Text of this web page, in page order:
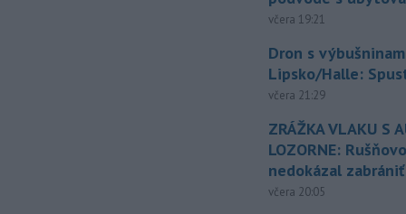
včera 19:21
Dron s
Lipsko/Halle:
včera 21:29
ZRÁŽKA VLAKU S
LOZORNE:
nedokázal zabrániť
včera 20:05